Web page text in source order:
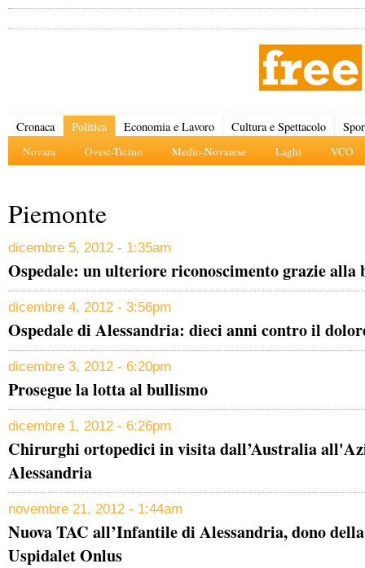
Cronaca Politica
Novara Ovest-Ticino Medio-Novarese Laghi VCO
Economia e Lavoro Cultura e Spettacolo
Piemonte
dicembre 5, 2012 - 1:35am
Ospedale: un ulteriore riconoscimento grazie alla
dicembre 4, 2012 - 3:56pm
Ospedale di Alessandria: dieci anni contro il
dicembre 3, 2012 - 6:20pm
Prosegue la lotta al bullismo
dicembre 1, 2012 - 6:26pm
Chirurghi ortopedici in visita dall’Australia
Alessandria
novembre 21, 2012 - 1:44am
Nuova TAC all’Infantile di Alessandria, dono
Uspidalet Onlus